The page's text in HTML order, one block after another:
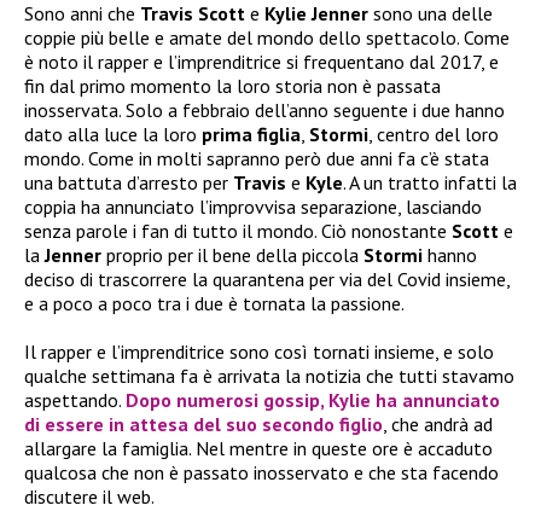
Sono anni che Travis Scott e Kylie Jenner sono una delle
coppie più belle e amate del mondo dello spettacolo. Come
è noto il rapper e l’imprenditrice si frequentano dal 2017, e
fin dal primo momento la loro storia non è passata
inosservata. Solo a febbraio dell’anno seguente i due hanno
dato alla luce la loro prima figlia, Stormi, centro del loro
mondo. Come in molti sapranno però due anni fa c’è stata
una battuta d’arresto per Travis e Kyle. A un tratto infatti la
coppia ha annunciato l’improvvisa separazione, lasciando
senza parole i fan di tutto il mondo. Ciò nonostante Scott e
laJenner proprio per il bene della piccola Stormi hanno
deciso di trascorrere la quarantena per via del Covid insieme,
e a poco a poco tra i due è tornata la passione.
Il rapper e l’imprenditrice sono così tornati insieme, e solo
qualche settimana fa è arrivata la notizia che tutti stavamo
aspettando. Dopo numerosi gossip, Kylie ha annunciato
di essere in attesa del suo secondo figlio, che andrà ad
allargare la famiglia. Nel mentre in queste ore è accaduto
qualcosa che non è passato inosservato e che sta facendo
discutere il web.